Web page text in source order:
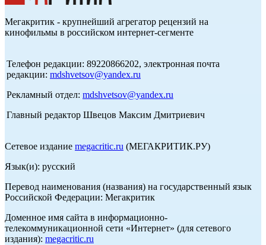
Мегакритик - крупнейший агрегатор рецензий на
кинофильмы в российском интернет-сегменте
Телефон редакции: 89220866202, электронная почта
редакции: mdshvetsov@yandex.ru
Рекламный отдел: mdshvetsov@yandex.ru
Главный редактор Швецов Максим Дмитриевич
Сетевое издание megacritic.ru (МЕГАКРИТИК.РУ)
Язык(и): русский
Перевод наименования (названия) на государственный язык
Российской Федерации: Мегакритик
Доменное имя сайта в информационно-
телекоммуникационной сети «Интернет» (для сетевого
издания): megacritic.ru